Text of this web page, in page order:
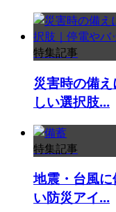
特集記事
災害時の備
しい選択肢...
特集記事
地震・台風
い防災アイ...